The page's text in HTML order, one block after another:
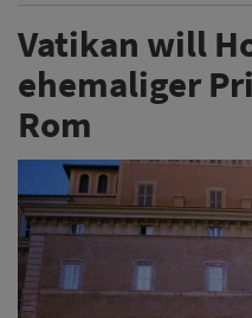
Vatikan will
ehemaliger
Rom